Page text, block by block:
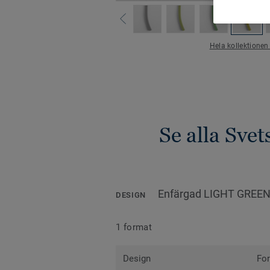
Hela
Se alla
DESIGN Enfärgad LIGHT
1 format
Design